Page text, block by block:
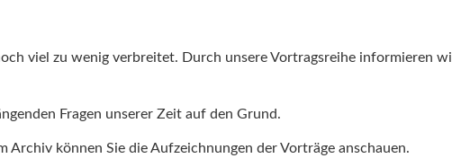
viel zu wenig verbreitet. Durch unsere Vortragsreihe informieren
Fragen unserer Zeit auf den Grund.
Archiv können Sie die Aufzeichnungen der Vorträge anschauen.